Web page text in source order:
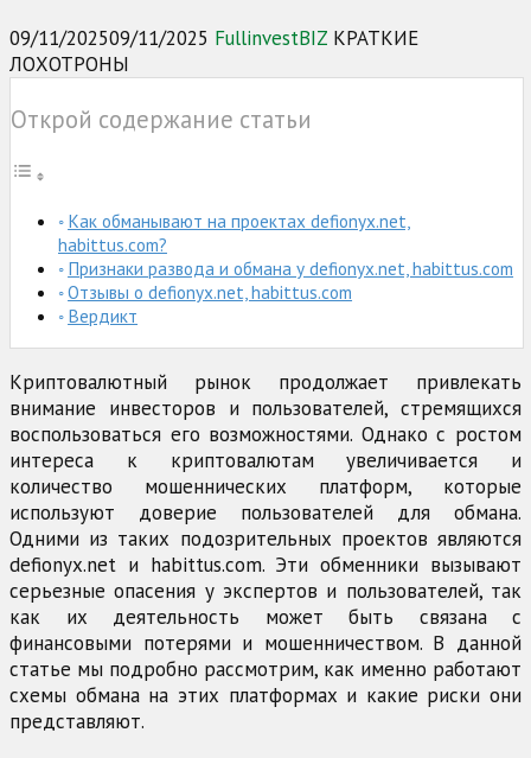
09/11/202509/11/2025 FullinvestBIZ КРАТКИЕ
ЛОХОТРОНЫ
Открой содержание статьи
Как обманывают на проектах defionyx.net,
habittus.com?
Признаки развода и обмана у defionyx.net, habittus.com
Отзывы о defionyx.net, habittus.com
Вердикт
Криптовалютный рынок продолжает привлекать
внимание инвесторов и пользователей, стремящихся
воспользоваться его возможностями. Однако с ростом
интереса к криптовалютам увеличивается и
количество мошеннических платформ, которые
используют доверие пользователей для обмана.
Одними из таких подозрительных проектов являются
defionyx.net и habittus.com. Эти обменники вызывают
серьезные опасения у экспертов и пользователей, так
как их деятельность может быть связана с
финансовыми потерями и мошенничеством. В данной
статье мы подробно рассмотрим, как именно работают
схемы обмана на этих платформах и какие риски они
представляют.